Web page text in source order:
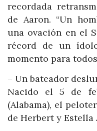
recordada
de Aaron. “Un
una ovación en el
récord de un
momento para
– Un bateador
Nacido el 5 de
(Alabama), el
de Herbert y Estella